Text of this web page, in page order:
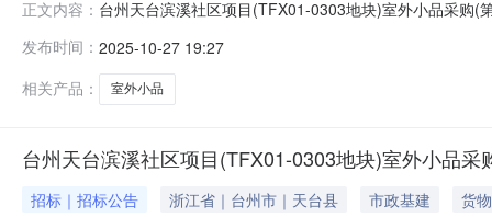
正文内容： 台州天台滨溪社区项目(TFX01-0303地块)室外小品采购
文件。一、项目基本情况原公告项目编号：GKZB-A-
发布时间： 2025-10-27 19:27
相关产品：
室外小品
台州天台滨溪社区项目(TFX01-0303地块)室外小品采
招标｜招标公告 浙江省｜台州市｜天台县 市政基建
货物